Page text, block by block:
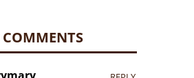
COMMENTS